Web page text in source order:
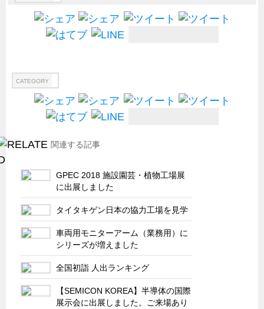
CATEGORY ソリューション
SDGs配慮・脱炭素
省力化製品
医療・福祉・介護関連
二次電池関連
EV・PHEV充電器関連
再生可能エネルギー
半導体製造装置関連
共同溝・無電柱化関連
サーバーラック・エンクロジャー
CATEGORY
関連する記事
GPEC 2018 施設園芸・植物工場展
に出展しました
タイタキゲン日本の協力工場を見学
車両用モニターアーム（業務用）に
シリーズが増えました
全国初詣 人出ランキング
【SEMICON KOREA】半導体の国際
展示会に出展しました。ご来場あり